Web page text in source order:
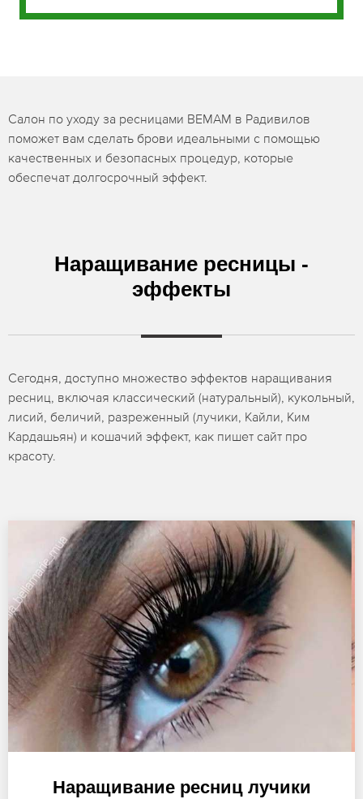
Салон по уходу за ресницами BEMAM в Радивилов
поможет вам сделать брови идеальными с помощью
качественных и безопасных процедур, которые
обеспечат долгосрочный эффект.
Наращивание ресницы -
эффекты
Сегодня, доступно множество эффектов наращивания
ресниц, включая классический (натуральный), кукольный,
лисий, беличий, разреженный (лучики, Кайли, Ким
Кардашьян) и кошачий эффект, как пишет сайт про
красоту.
Наращивание ресниц лучики